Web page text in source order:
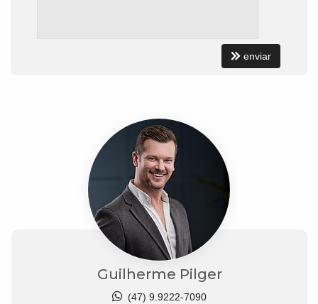
enviar
Guilherme Pilger
(47) 9.9222-7090